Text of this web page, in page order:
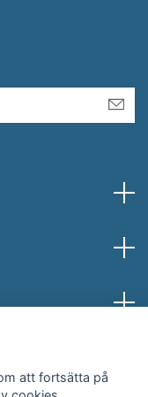
att fortsätta på